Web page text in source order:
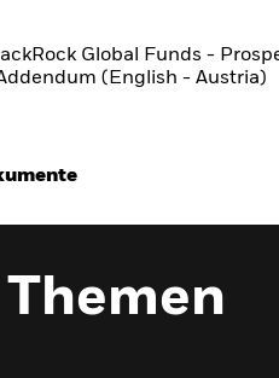
Global Funds -
(English - Austria)